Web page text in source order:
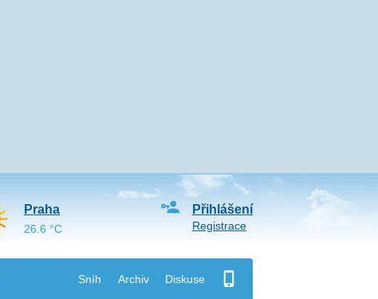
Sníh Archiv Diskuse
Přihlášení
Registrace
Praha
26.6 °C